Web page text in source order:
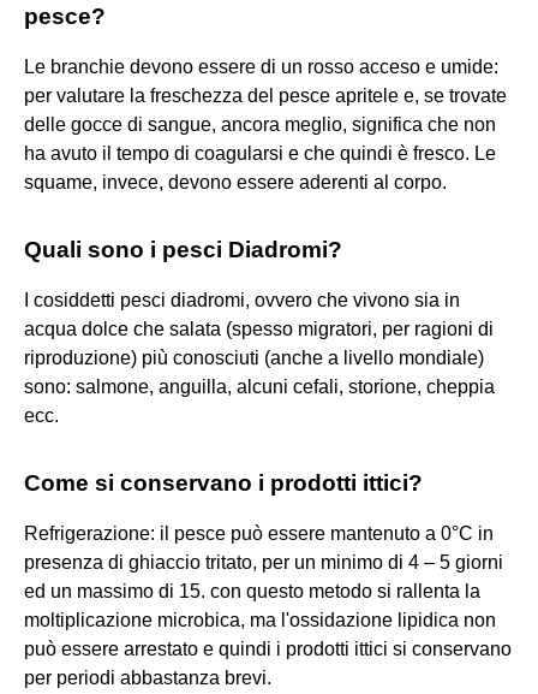
pesce?
Le branchie devono essere di un rosso acceso e umide:
per valutare la freschezza del pesce apritele e, se trovate
delle gocce di sangue, ancora meglio, significa che non
ha avuto il tempo di coagularsi e che quindi è fresco. Le
squame, invece, devono essere aderenti al corpo.
Quali sono i pesci Diadromi?
I cosiddetti pesci diadromi, ovvero che vivono sia in
acqua dolce che salata (spesso migratori, per ragioni di
riproduzione) più conosciuti (anche a livello mondiale)
sono: salmone, anguilla, alcuni cefali, storione, cheppia
ecc.
Come si conservano i prodotti ittici?
Refrigerazione: il pesce può essere mantenuto a 0°C in
presenza di ghiaccio tritato, per un minimo di 4 – 5 giorni
ed un massimo di 15. con questo metodo si rallenta la
moltiplicazione microbica, ma l'ossidazione lipidica non
può essere arrestato e quindi i prodotti ittici si conservano
per periodi abbastanza brevi.